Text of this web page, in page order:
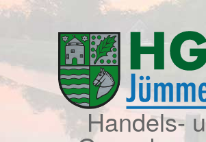
Zum
Inhalt
Handels-